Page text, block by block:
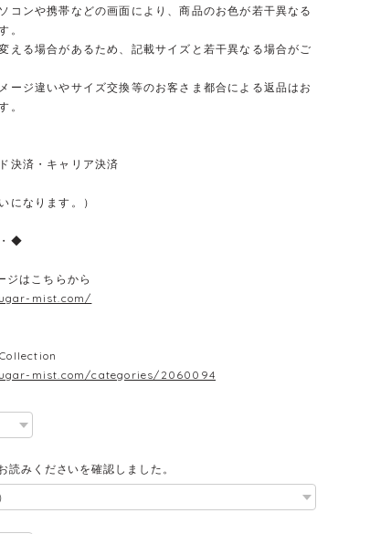
コンや携帯などの画面により、商品のお色が若干異なる
。
える場合があるため、記載サイズと若干異なる場合がご
ージ違いやサイズ交換等のお客さま都合による返品はお
。
決済・キャリア決済
になります。）
◆
ジはこちらから
mist.com/
mist.com/categories/2060094
読みくださいを確認しました。